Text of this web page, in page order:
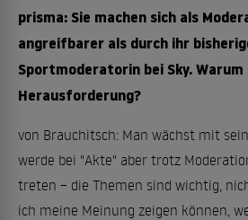
prisma: Sie machen sich als
angreifbarer als durch ihr
Sportmoderatorin bei Sky. Warum
Herausforderung?
von Brauchitsch: Man wächst mit
werde bei "Akte" aber trotz
treten – die Themen sind wichtig,
ich meine Meinung zeigen können,